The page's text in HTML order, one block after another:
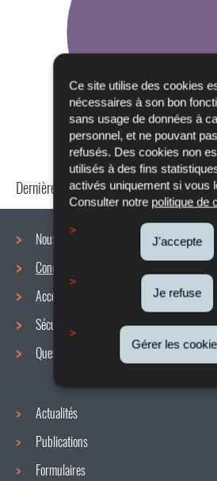
Ce site utilise des cookies
nécessaires à son bon
sans usage de données à
personnel, et ne pouvant
refusés. Des cookies non
utilisés à des fins
activés uniquement si vous
Consulter notre politique de
J'accepte
Je refuse
Gérer les
Dernière mise à jour24/04/2024
Menu
de
navigation
Nous connaître
Conditions de travail
Accords collectifs
Sécurité / Santé au travail
Questions / réponses
Actualités
Publications
Formulaires